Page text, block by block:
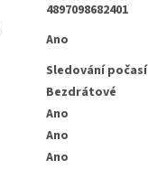
4897098682401
Ano
Sledování počasí
Bezdrátové
Ano
Ano
Ano